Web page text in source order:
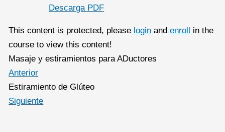
Descarga PDF
This content is protected, please login andenroll
in the
course to view this content!
Masaje y estiramientos para ADuctores
Anterior
Estiramiento de Glúteo
Siguiente